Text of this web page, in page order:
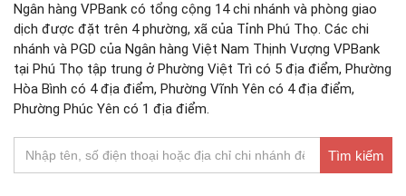
Ngân hàng VPBank có tổng cộng 14 chi nhánh và phòng giao
dịch được đặt trên 4 phường, xã của Tỉnh Phú Thọ. Các chi
nhánh và PGD của Ngân hàng Việt Nam Thịnh Vượng VPBank
tại Phú Thọ tập trung ở Phường Việt Trì có 5 địa điểm, Phường
Hòa Bình có 4 địa điểm, Phường Vĩnh Yên có 4 địa điểm,
Phường Phúc Yên có 1 địa điểm.
Tìm kiếm